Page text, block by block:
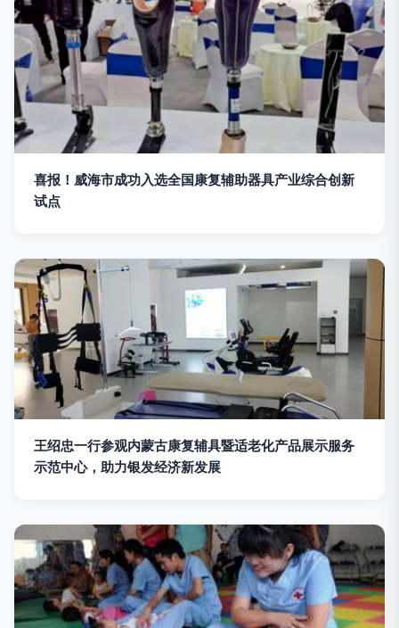
喜报！威海市成功入选全国康复辅助器具产业综合创新
试点
王绍忠一行参观内蒙古康复辅具暨适老化产品展示服务
示范中心，助力银发经济新发展